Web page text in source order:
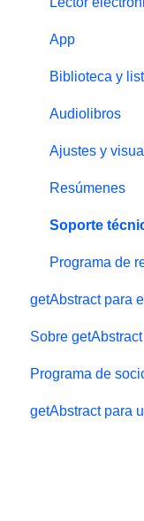
Suscripción
Pagos y
Regale
App
Biblioteca y
Audiolibros
Ajustes y
Resúmenes
Soporte
Programa de
getAbstract para
Herramientas
getAbstract
Planes para
Sobre getAbstract
Resúmenes y
Contáctenos
Programa de
Afiliados/
getAbstract para